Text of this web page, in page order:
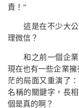
責！”
這是在不少大公
理微信？
和之前一個企業
現在也有一些企業擁
茫的局面又重演了
名稱的關鍵字，長
個是真的啊？